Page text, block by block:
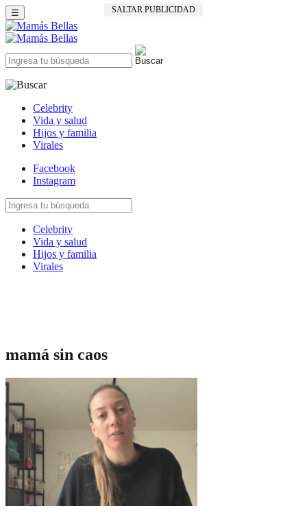
SALTAR PUBLICIDAD
☰
Celebrity
Vida y salud
Hijos y familia
Virales
Facebook
Instagram
Celebrity
Vida y salud
Hijos y familia
Virales
mamá sin caos